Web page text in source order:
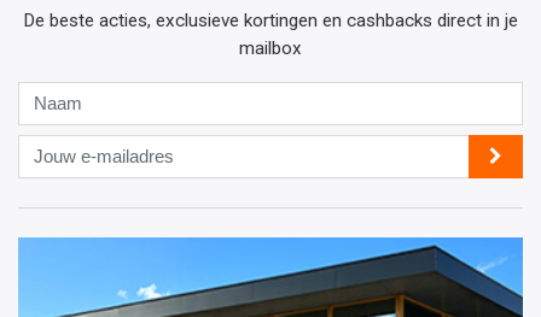
De beste acties, exclusieve kortingen en cashbacks direct in je
mailbox
Jouw
e-
mailadres